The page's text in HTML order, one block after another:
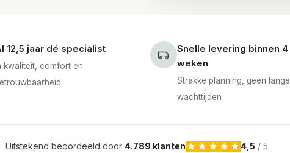
12,5 jaar dé specialist
kwaliteit, comfort en
Snelle levering binnen 4
weken
Strakke planning, geen lange
wachttijden
Uitstekend beoordeeld door 4.789 klanten 4,5 / 5